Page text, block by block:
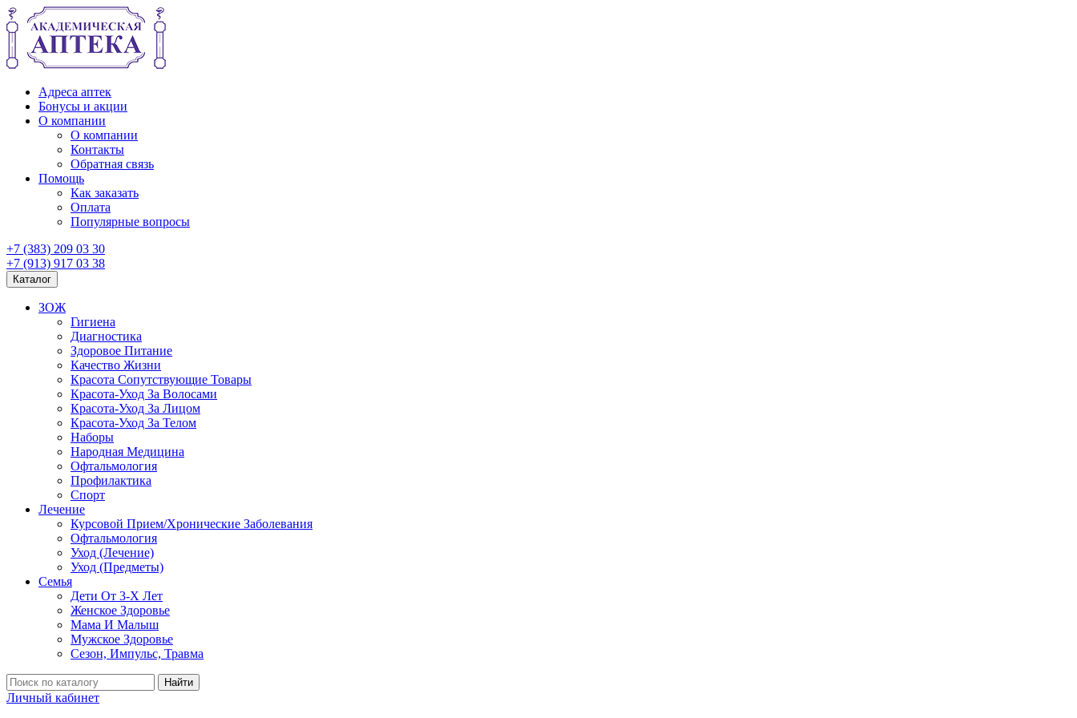
Адреса аптек
Бонусы и акции
О компании
О компании
Контакты
Обратная связь
Помощь
Как заказать
Оплата
Популярные вопросы
+7 (383) 209 03 30
+7 (913) 917 03 38
Каталог
ЗОЖ
Гигиена
Диагностика
Здоровое Питание
Качество Жизни
Красота Сопутствующие Товары
Красота-Уход За Волосами
Красота-Уход За Лицом
Красота-Уход За Телом
Наборы
Народная Медицина
Офтальмология
Профилактика
Спорт
Лечение
Курсовой Прием/Хронические Заболевания
Офтальмология
Уход (Лечение)
Уход (Предметы)
Семья
Дети От 3-Х Лет
Женское Здоровье
Мама И Малыш
Мужское Здоровье
Сезон, Импульс, Травма
Найти
Личный кабинет